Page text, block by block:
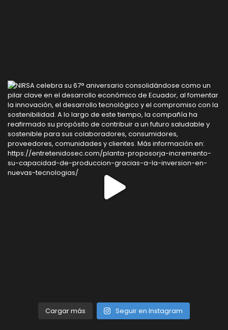
Cargar más Seguir en Instagram